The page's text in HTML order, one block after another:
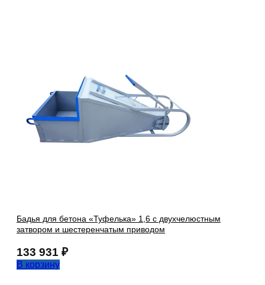
Бадья для бетона «Туфелька» 1,6 с двухчелюстным
затвором и шестеренчатым приводом
133 931 ₽
В корзину